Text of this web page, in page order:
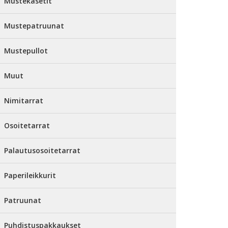
Mustepatruunat
Mustepullot
Muut
Nimitarrat
Osoitetarrat
Palautusosoitetarrat
Paperileikkurit
Patruunat
Puhdistuspakkaukset